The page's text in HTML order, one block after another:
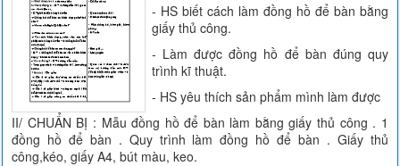
- HS biết cách làm đồng hồ để bàn bằng
giấy thủ công.
- Làm được đồng hồ để bàn đúng quy
trình kĩ thuật.
- HS yêu thích sản phẩm mình làm được
II/ CHUẨN BỊ : Mẫu đồng hồ để bàn làm bằng giấy thủ công . 1
đồng hồ để bàn . Quy trình làm đồng hồ để bàn . Giấy thủ
công,kéo, giấy A4, bút màu, keo.